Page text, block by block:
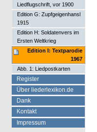
Liedflugschrift, vor 1900
Edition G: Zupfgeigenhansl
1915
Edition H: Soldatenvers im
Ersten Weltkrieg
Edition I: Textparodie
1967
Abb. 1: Liedpostkarten
Register
Über liederlexikon.de
Dank
Kontakt
Impressum